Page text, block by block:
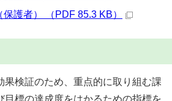
護者） （PDF 85.3 KB）
果検証のため、重点的に取り組む課
目標の達成度をはかるための指標を